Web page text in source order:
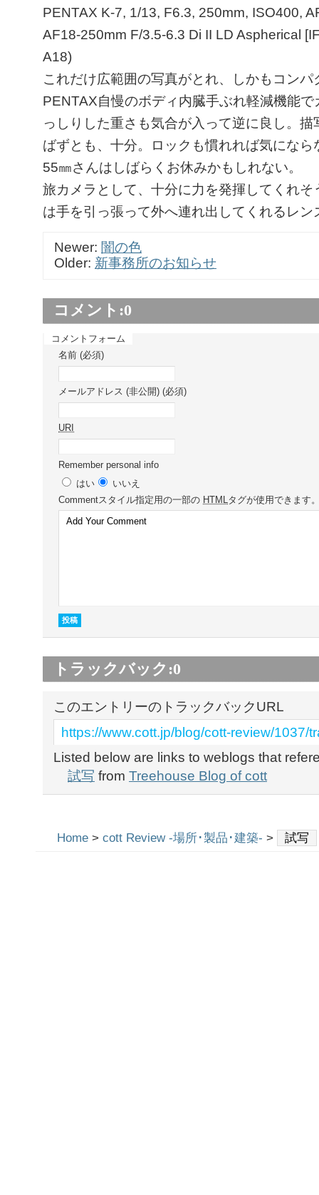
PENTAX K-7, 1/13, F6.3, 250mm, ISO400,
AF18-250mm F/3.5-6.3 Di II LD Aspherical
A18)
これだけ広範囲の写真がとれ、しかもコンパ
PENTAX自慢のボディ内臓手ぶれ軽減機能
っしりした重さも気合が入って逆に良し。
ばずとも、十分。ロックも慣れれば気になら
55㎜さんはしばらくお休みかもしれない。
旅カメラとして、十分に力を発揮してくれそ
は手を引っ張って外へ連れ出してくれるレン
Newer: 闇の色
Older: 新事務所のお知らせ
コメント:0
コメントフォーム
名前 (必須)
メールアドレス (非公開) (必須)
URI
Remember personal info
はい
いいえ
Commentスタイル指定用の一部の HTML タグが使用できます
トラックバック:0
このエントリーのトラックバックURL
https://www.cott.jp/blog/cott-review/1037/
Listed below are links to weblogs that
試写 from Treehouse Blog of cott
Home > cott Review -場所･製品･建築- > 試写